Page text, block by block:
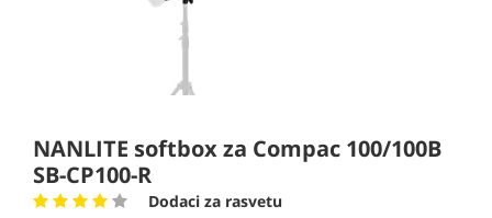
NANLITE softbox za Compac 100/100B
SB-CP100-R
Dodaci za rasvetu